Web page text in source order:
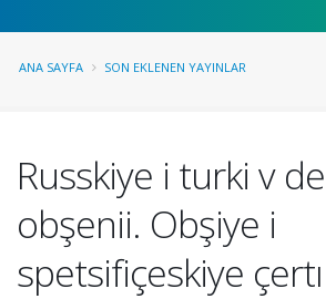
ANA SAYFA SON EKLENEN YAYINLAR
Russkiye i turki v
obşenii. Obşiye i
spetsifiçeskiye çertı